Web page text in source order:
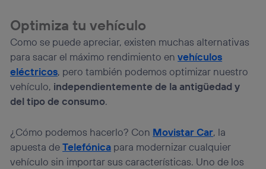
Optimiza tu vehículo
Como se puede apreciar, existen muchas alternativas
para sacar el máximo rendimiento envehículos
eléctricos, pero también podemos optimizar nuestro
vehículo, independientemente de la antigüedad y
del tipo de consumo.
¿Cómo podemos hacerlo? Con Movistar Car, la
apuesta deTelefónica para modernizar cualquier
vehículo sin importar sus características. Uno de los